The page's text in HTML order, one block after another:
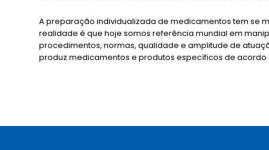
A preparação individualizada de medicamentos tem se
realidade é que hoje somos referência mundial em
procedimentos, normas, qualidade e amplitude de
produz medicamentos e produtos específicos de